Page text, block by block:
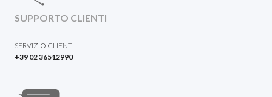
SUPPORTO CLIENTI
SERVIZIO CLIENTI
+39 02 36512990